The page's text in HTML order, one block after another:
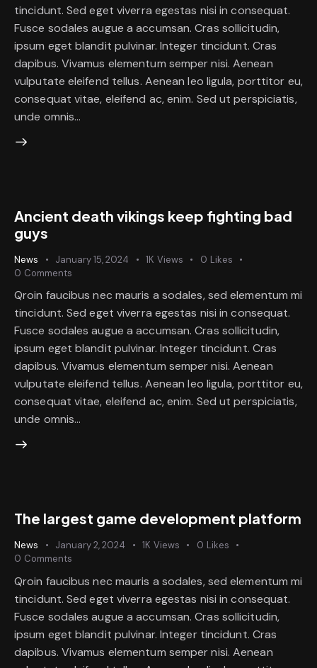
tincidunt. Sed eget viverra egestas nisi in consequat.
Fusce sodales augue a accumsan. Cras sollicitudin,
ipsum eget blandit pulvinar. Integer tincidunt. Cras
dapibus. Vivamus elementum semper nisi. Aenean
vulputate eleifend tellus. Aenean leo ligula, porttitor eu,
consequat vitae, eleifend ac, enim. Sed ut perspiciatis,
unde omnis…
Ancient death vikings keep fighting bad
guys
News January 15, 2024 1K Views 0 Likes
0 Comments
Qroin faucibus nec mauris a sodales, sed elementum mi
tincidunt. Sed eget viverra egestas nisi in consequat.
Fusce sodales augue a accumsan. Cras sollicitudin,
ipsum eget blandit pulvinar. Integer tincidunt. Cras
dapibus. Vivamus elementum semper nisi. Aenean
vulputate eleifend tellus. Aenean leo ligula, porttitor eu,
consequat vitae, eleifend ac, enim. Sed ut perspiciatis,
unde omnis…
The largest game development platform
News January 2, 2024 1K Views 0 Likes
0 Comments
Qroin faucibus nec mauris a sodales, sed elementum mi
tincidunt. Sed eget viverra egestas nisi in consequat.
Fusce sodales augue a accumsan. Cras sollicitudin,
ipsum eget blandit pulvinar. Integer tincidunt. Cras
dapibus. Vivamus elementum semper nisi. Aenean